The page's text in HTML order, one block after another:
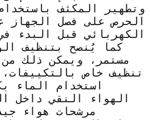
وتطهير المكثف
الحرص على فصل الجهاز
الكهربائي قبل البدء
كما يُنصح بتنظيف
مستمر، ويمكن ذلك من
تنظيف خاص
استخدام الماء
الهواء النقي داخل
مرشحات هواء